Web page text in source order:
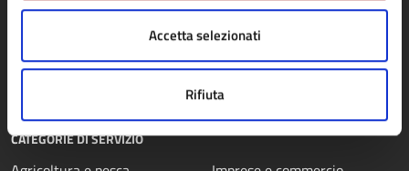
Accetta selezionati
Rifiuta
Politici
Personale amministrativo
Documenti e dati
CATEGORIE DI SERVIZIO